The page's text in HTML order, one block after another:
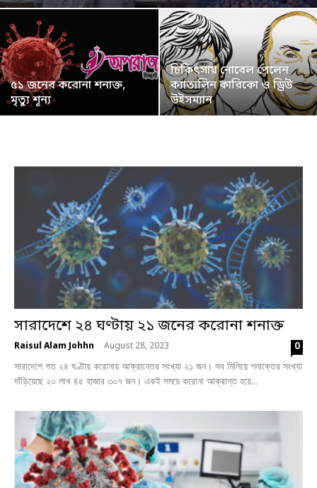
৫১ জনের করোনা শনাক্ত,
মৃত্যু শূন্য
চিকিৎসায় নোবেল পেলেন
ক্যাতালিন কারিকো ও ড্রিউ
উইসম্যান
সারাদেশে ২৪ ঘণ্টায় ২১ জনের করোনা শনাক্ত
Raisul Alam Johhn - August 28, 2023
0
সারাদেশে গত ২৪ ঘণ্টায় করোনায় আক্রান্তের সংখ্যা ২১ জন। সব মিলিয়ে শনাক্তের সংখ্যা
দাঁড়িয়েছে ২০ লাখ ৪৫ হাজার ৩০৭ জন। একই সময়ে করোনা আক্রান্ত হয়ে...